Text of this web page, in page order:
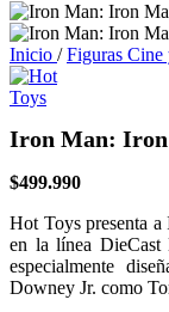
Inicio / Figuras
Iron Man:
$499.990
Hot Toys presenta
en la línea DieCast
especialmente
Downey Jr. como